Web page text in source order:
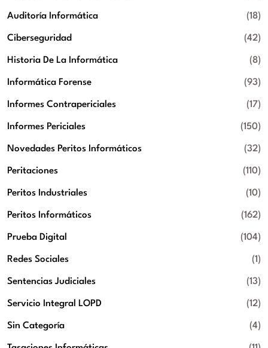
Auditoría Informática (18)
Ciberseguridad (42)
Historia De La Informática (8)
Informática Forense (93)
Informes Contrapericiales (17)
Informes Periciales (150)
Novedades Peritos Informáticos (32)
Peritaciones (110)
Peritos Industriales (10)
Peritos Informáticos (162)
Prueba Digital (104)
Redes Sociales (1)
Sentencias Judiciales (13)
Servicio Integral LOPD (12)
Sin Categoría (4)